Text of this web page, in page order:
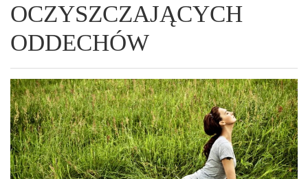
OCZYSZCZAJĄCYCH
ODDECHÓW